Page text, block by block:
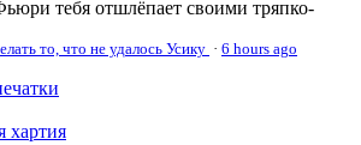
тебя отшлёпает своими тряпко-
то, что не удалось Усику · 6 hours ago
хартия